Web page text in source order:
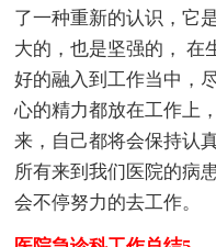
了一种重新的认识，它
大的，也是坚强的， 在
好的融入到工作当中，
心的精力都放在工作上
来，自己都将会保持认
所有来到我们医院的病
会不停努力的去工作。